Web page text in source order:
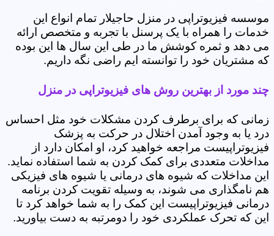
موسسه فیزیوتراپی در منزل حاجیلار تمام انواع این
خدمات را همراه با یک پرسنل با تجربه و متخصص ارائه
می دهد و ثمره کوشش ما در طی این سال ها این بوده
که مشتریان خود را توانسته ایم راضی نگه داریم.
چند مورد از بهترین روش های فیزیوتراپی در منزل
زمانی که برای برطرف کردن مشکلات خود مثل احساس
درد یا به وجود آمدن اختلال در حرکت به پزشک
فیزیوتراپیست مراجعه خواهید کرد، او امکان دارد از
مداخلات متعددی برای کمک کردن به شما استفاده نماید.
این مداخلات که شیوه های درمانی یا شیوه های فیزیکی
هم نامگذاری می شوند، به وسیله تقویت کردن برنامه
درمانی فیزیوتراپیست این کمک را به شما خواهد کرد تا
این که تحرک عملکردی خود را دومرتبه به دست بیاورید.